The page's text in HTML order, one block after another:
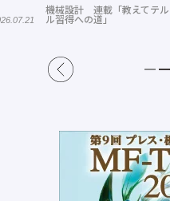
機械設計 連載「教えてテル
ル習得への道」